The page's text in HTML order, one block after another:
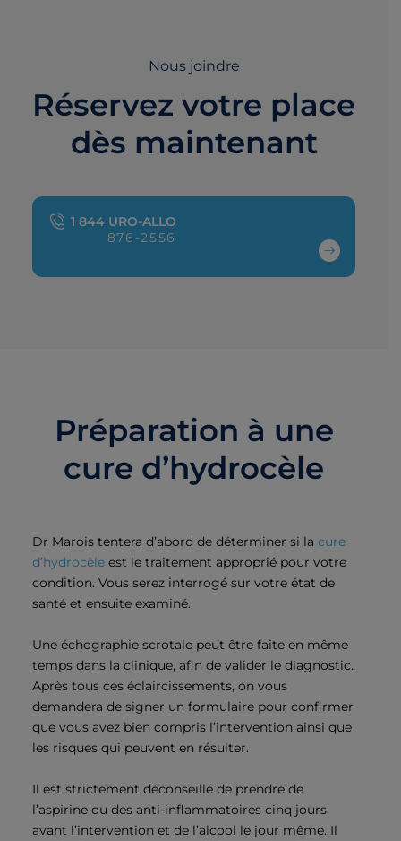
Nous joindre
Réservez votre place
dès maintenant
1 844 URO-ALLO
876-2556
Préparation à une
cure d’hydrocèle
Dr Marois tentera d’abord de déterminer si la cure
d’hydrocèle est le traitement approprié pour votre
condition. Vous serez interrogé sur votre état de
santé et ensuite examiné.
Une échographie scrotale peut être faite en même
temps dans la clinique, afin de valider le diagnostic.
Après tous ces éclaircissements, on vous
demandera de signer un formulaire pour confirmer
que vous avez bien compris l’intervention ainsi que
les risques qui peuvent en résulter.
Il est strictement déconseillé de prendre de
l’aspirine ou des anti-inflammatoires cinq jours
avant l’intervention et de l’alcool le jour même. Il